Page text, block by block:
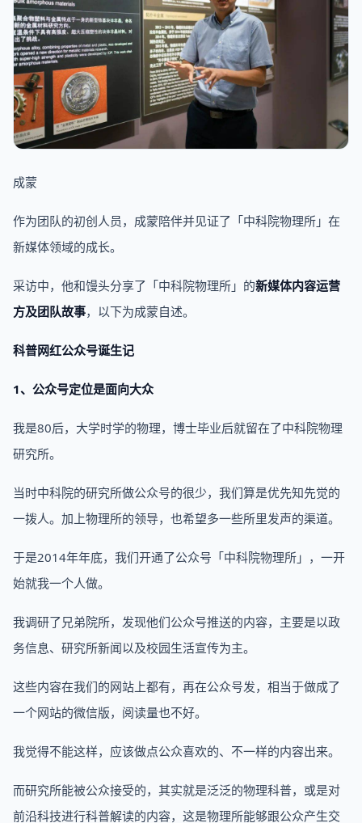
成蒙
作为团队的初创人员，成蒙陪伴并见证了「中科院物理所」在
新媒体领域的成长。
采访中，他和馒头分享了「中科院物理所」的新媒体内容运营
方及团队故事，以下为成蒙自述。
科普网红公众号诞生记
1、公众号定位是面向大众
我是80后，大学时学的物理，博士毕业后就留在了中科院物理
研究所。
当时中科院的研究所做公众号的很少，我们算是优先知先觉的
一拨人。加上物理所的领导，也希望多一些所里发声的渠道。
于是2014年年底，我们开通了公众号「中科院物理所」，一开
始就我一个人做。
我调研了兄弟院所，发现他们公众号推送的内容，主要是以政
务信息、研究所新闻以及校园生活宣传为主。
这些内容在我们的网站上都有，再在公众号发，相当于做成了
一个网站的微信版，阅读量也不好。
我觉得不能这样，应该做点公众喜欢的、不一样的内容出来。
而研究所能被公众接受的，其实就是泛泛的物理科普，或是对
前沿科技进行科普解读的内容，这是物理所能够跟公众产生交